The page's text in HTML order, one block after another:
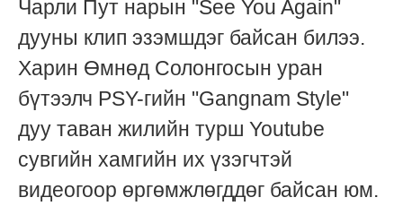
Чарли Пут нарын "See You Again"
дууны клип эзэмшдэг байсан билээ.
Харин Өмнөд Солонгосын уран
бүтээлч PSY-гийн "Gangnam Style"
дуу таван жилийн турш Youtube
сувгийн хамгийн их үзэгчтэй
видеогоор өргөмжлөгддөг байсан юм.